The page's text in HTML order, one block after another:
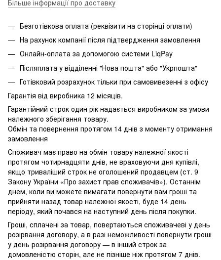
Більше інформації про доставку
Безготівкова оплата (реквізити на сторінці оплати)
На рахунок компанії після підтвердження замовлення
Онлайн-оплата за допомогою системи LiqPay
Післяплата у відділенні "Нова пошта" або "Укрпошта"
Готівковий розрахунок тільки при самовивезенні з офісу
Гарантія від виробника 12 місяців.
Гарантійний строк один рік надається виробником за умови
належного зберігання товару.
Обмін та повернення протягом 14 днів з моменту отримання
замовлення
Споживач має право на обмін товару належної якості
протягом чотирнадцяти днів, не враховуючи дня купівлі,
якщо триваліший строк не оголошений продавцем (ст. 9
Закону України «Про захист прав споживачів»). Останнім
днем, коли ви можете вимагати повернути вам гроші та
прийняти назад товар належної якості, буде 14 день
періоду, який почався на наступний день після покупки.
Гроші, сплачені за товар, повертаються споживачеві у день
розірвання договору, а в разі неможливості повернути гроші
у день розірвання договору — в інший строк за
домовленістю сторін, але не пізніше ніж протягом 7 днів.